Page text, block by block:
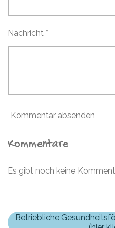
Nachricht *
Kommentar absenden
Kommentare
Es gibt noch keine
Betriebliche